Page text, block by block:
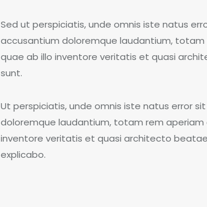
Sed ut perspiciatis, unde omnis iste natus
accusantium doloremque laudantium,
quae ab illo inventore veritatis et quasi
sunt.
Ut perspiciatis, unde omnis iste natus error
doloremque laudantium, totam rem aperiam
inventore veritatis et quasi architecto
explicabo.